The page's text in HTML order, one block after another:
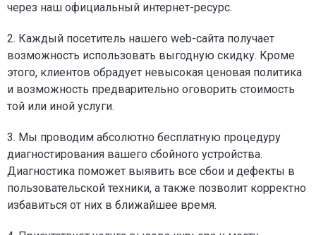
через наш официальный интернет-ресурс.
2. Каждый посетитель нашего web-сайта получает
возможность использовать выгодную скидку. Кроме
этого, клиентов обрадует невысокая ценовая политика
и возможность предварительно оговорить стоимость
той или иной услуги.
3. Мы проводим абсолютно бесплатную процедуру
диагностирования вашего сбойного устройства.
Диагностика поможет выявить все сбои и дефекты в
пользовательской техники, а также позволит корректно
избавиться от них в ближайшее время.